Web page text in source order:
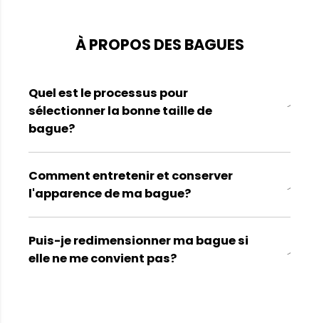
À PROPOS DES BAGUES
Quel est le processus pour
sélectionner la bonne taille de
bague?
Comment entretenir et conserver
l'apparence de ma bague?
Puis-je redimensionner ma bague si
elle ne me convient pas?